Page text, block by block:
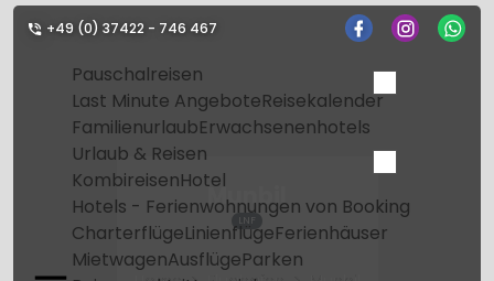
+49 (0) 37422 - 746 467
Pauschalreisen
Last Minute AngeboteReisekalender
FamilienurlaubErwachsenenhotels
Urlaub & Reisen
KombireisenHotel
Hotels - Ferienwohnungen von Booking
CharterflügeLinienflügeFerienhäuser
MietwagenAusflügeParken
Munbil
LNF